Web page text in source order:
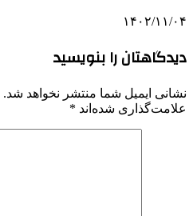
۱۴۰۲/۱۱/۰۴
دیدگاهتان را بنویسید
نشانی ایمیل شما منتشر نخواهد شد.
علامت‌گذاری شده‌اند *